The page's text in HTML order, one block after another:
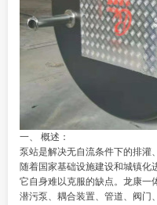
一、 概述：
泵站是解决无自流条件下的排灌
随着国家基础设施建设和城镇化
它自身难以克服的缺点。龙康一
潜污泵、耦合装置、管道、阀门